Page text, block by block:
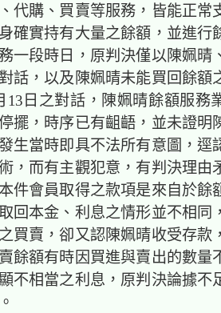
代購、買賣等服務，皆能正常
確實持有大量之餘額，並進行
一段時日，原判決僅以陳姵晴
話，以及陳姵晴未能買回餘額
13日之對話，陳姵晴餘額服務
擺，時序已有齟齬，並未證明
生當時即具不法所有意圖，逕
，而有主觀犯意，有判決理由
件會員取得之款項是來自於餘
回本金、利息之情形並不相同
買賣，卻又認陳姵晴收受存款
餘額有時因買進與賣出的數量
不相當之利息，原判決論據不